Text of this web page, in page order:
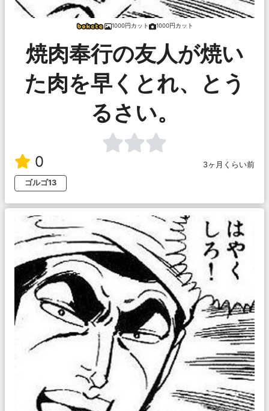
1000円カット 1000円カット
焼肉奉行の友人が焼い
た肉を早くとれ、とう
るさい。
0
3ヶ月くらい前
ゴルゴ13